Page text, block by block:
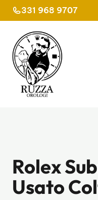
al
contenuto
331 968 9707
Rolex
Usato